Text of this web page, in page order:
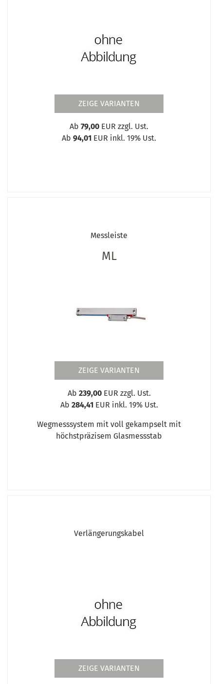
Verlängerungskabel 1 Meter
Verlängerungskabel DPA-ML (subD)
Werksmontage
ZEIGE VARIANTEN
Ab 79,00 EUR zzgl. Ust.
Ab 94,01 EUR inkl. 19% Ust.
Messleiste
ML
ZEIGE VARIANTEN
Ab 239,00EUR zzgl. Ust.
Ab 284,41 EUR inkl. 19% Ust.
Wegmesssystem mit voll gekampselt mit
höchstpräzisem Glasmessstab
Verlängerungskabel
ZEIGE VARIANTEN